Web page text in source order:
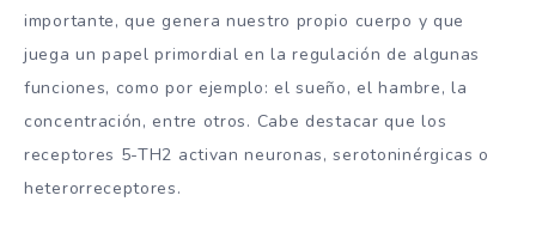
importante, que genera nuestro propio cuerpo y que
juega un papel primordial en la regulación de algunas
funciones, como por ejemplo: el sueño, el hambre, la
concentración, entre otros. Cabe destacar que los
receptores 5-TH2 activan neuronas, serotoninérgicas o
heterorreceptores.